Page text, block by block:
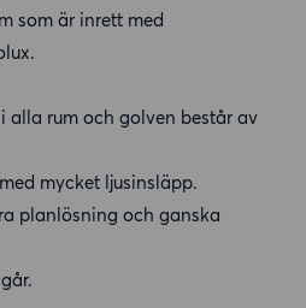
som är inrett med
alla rum och golven består av
mycket ljusinsläpp.
planlösning och ganska